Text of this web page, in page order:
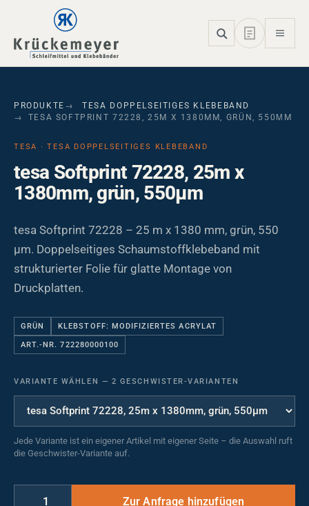
Skip to main navigation
Skip to main content
Skip to page footer
PRODUKTE
TESA DOPPELSEITIGES KLEBEBAND
TESA SOFTPRINT 72228, 25M X 1380MM, GRÜN, 550ΜM
TESA · TESA DOPPELSEITIGES KLEBEBAND
tesa Softprint 72228, 25m x
1380mm, grün, 550µm
tesa Softprint 72228 – 25 m x 1380 mm, grün, 550
µm. Doppelseitiges Schaumstoffklebeband mit
strukturierter Folie für glatte Montage von
Druckplatten.
GRÜN KLEBSTOFF: MODIFIZIERTES ACRYLAT
ART.-NR. 722280000100
VARIANTE WÄHLEN — 2 GESCHWISTER-VARIANTEN
Jede Variante ist ein eigener Artikel mit eigener Seite – die Auswahl ruft
die Geschwister-Variante auf.